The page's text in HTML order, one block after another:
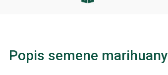
Popis semene marihuany